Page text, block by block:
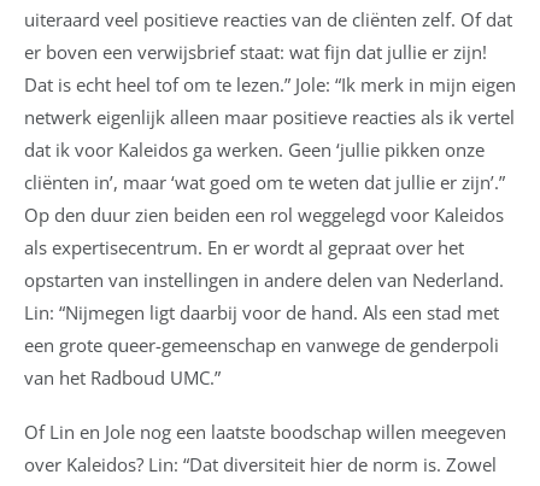
uiteraard veel positieve reacties van de cliënten zelf. Of dat
er boven een verwijsbrief staat: wat fijn dat jullie er zijn!
Dat is echt heel tof om te lezen.” Jole: “Ik merk in mijn eigen
netwerk eigenlijk alleen maar positieve reacties als ik vertel
dat ik voor Kaleidos ga werken. Geen ‘jullie pikken onze
cliënten in’, maar ‘wat goed om te weten dat jullie er zijn’.”
Op den duur zien beiden een rol weggelegd voor Kaleidos
als expertisecentrum. En er wordt al gepraat over het
opstarten van instellingen in andere delen van Nederland.
Lin: “Nijmegen ligt daarbij voor de hand. Als een stad met
een grote queer-gemeenschap en vanwege de genderpoli
van het Radboud UMC.”
Of Lin en Jole nog een laatste boodschap willen meegeven
over Kaleidos? Lin: “Dat diversiteit hier de norm is. Zowel